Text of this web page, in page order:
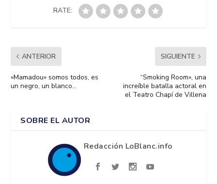
RATE:
ANTERIOR
«Mamadou» somos todos, es
un negro, un blanco…
SIGUIENTE
“Smoking Room», una
increíble batalla actoral en
el Teatro Chapí de Villena
SOBRE EL AUTOR
Redacción LoBlanc.info